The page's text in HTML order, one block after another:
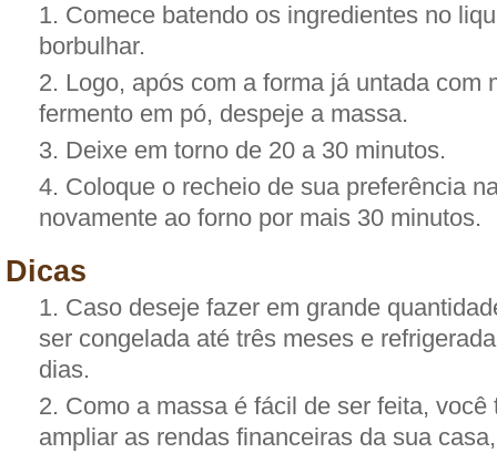
Comece batendo os ingredientes no
borbulhar.
Logo, após com a forma já untada com
fermento em pó, despeje a massa.
Deixe em torno de 20 a 30 minutos.
Coloque o recheio de sua preferência
novamente ao forno por mais 30 minutos.
Dicas
Caso deseje fazer em grande
ser congelada até três meses e
dias.
Como a massa é fácil de ser feita, você
ampliar as rendas financeiras da sua